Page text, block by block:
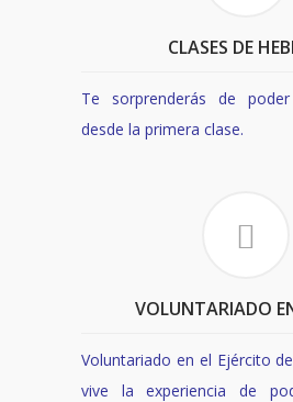
CLASES DE
Te sorprenderás de
desde la primera clase.
VOLUNTARIADO
Voluntariado en el Ejército
vive la experiencia de